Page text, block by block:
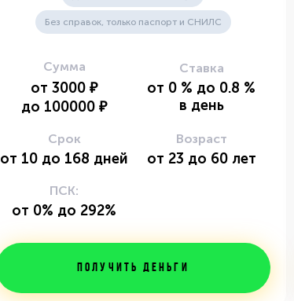
Без справок, только паспорт и СНИЛС
Сумма
от 3000 ₽
до 100000 ₽
Ставка
от 0 % до 0.8 %
в день
Срок
от 10 до 168 дней
Возраст
от 23 до 60 лет
ПСК:
от 0% до 292%
Получить деньги